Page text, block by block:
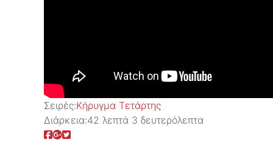
Σειρές:Kήρυγμα Τετάρτης
Διάρκεια:42 λεπτά 3 δευτερόλεπτα